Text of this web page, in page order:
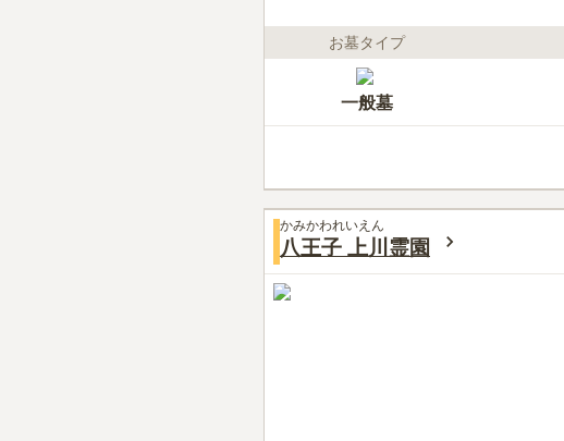
お墓タイプ
一般墓
かみかわれいえん
八王子 上川霊園